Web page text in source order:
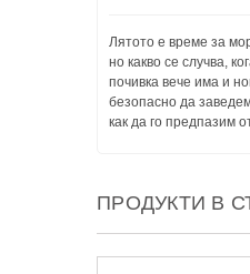
Лятото е време за
но какво се случва,
почивка вече има и
безопасно да
как да го предпазим
ПРОДУКТИ В